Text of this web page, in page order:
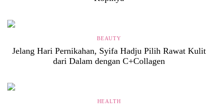
BEAUTY
Jelang Hari Pernikahan, Syifa Hadju Pilih Rawat Kulit
dari Dalam dengan C+Collagen
HEALTH